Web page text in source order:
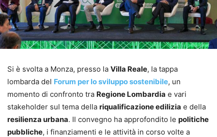
Si è svolta a Monza, presso la Villa Reale, la tappa
lombarda del Forum per lo sviluppo sostenibile, un
momento di confronto tra Regione Lombardia e vari
stakeholder sul tema della riqualificazione edilizia e della
resilienza urbana. Il convegno ha approfondito le politiche
pubbliche, i finanziamenti e le attività in corso volte a